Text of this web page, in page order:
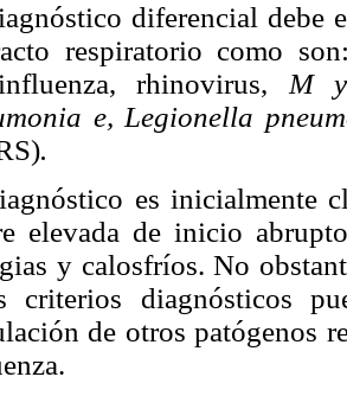
diferencial debe
respiratorio como
rhinovirus, M
e, Legionella
.
es inicialmente
elevada de inicio
y calosfríos. No
criterios diagnósticos
de otros patógenos